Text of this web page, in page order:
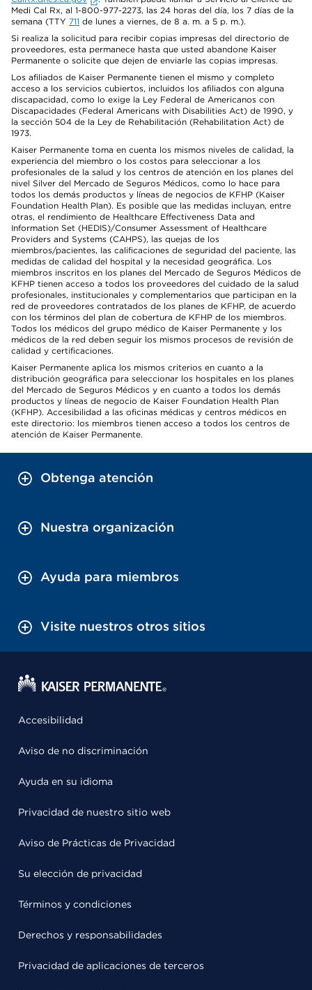
Medi Cal Rx, al 1-800-977-2273, las 24 horas del día, los 7 días de la
semana (TTY 711 de lunes a viernes, de 8 a. m. a 5 p. m.).
Si realiza la solicitud para recibir copias impresas del directorio de
proveedores, esta permanece hasta que usted abandone Kaiser
Permanente o solicite que dejen de enviarle las copias impresas.
Los afiliados de Kaiser Permanente tienen el mismo y completo
acceso a los servicios cubiertos, incluidos los afiliados con alguna
discapacidad, como lo exige la Ley Federal de Americanos con
Discapacidades (Federal Americans with Disabilities Act) de 1990, y
la sección 504 de la Ley de Rehabilitación (Rehabilitation Act) de
1973.
Kaiser Permanente toma en cuenta los mismos niveles de calidad, la
experiencia del miembro o los costos para seleccionar a los
profesionales de la salud y los centros de atención en los planes del
nivel Silver del Mercado de Seguros Médicos, como lo hace para
todos los demás productos y líneas de negocios de KFHP (Kaiser
Foundation Health Plan). Es posible que las medidas incluyan, entre
otras, el rendimiento de Healthcare Effectiveness Data and
Information Set (HEDIS)/Consumer Assessment of Healthcare
Providers and Systems (CAHPS), las quejas de los
miembros/pacientes, las calificaciones de seguridad del paciente, las
medidas de calidad del hospital y la necesidad geográfica. Los
miembros inscritos en los planes del Mercado de Seguros Médicos de
KFHP tienen acceso a todos los proveedores del cuidado de la salud
profesionales, institucionales y complementarios que participan en la
red de proveedores contratados de los planes de KFHP, de acuerdo
con los términos del plan de cobertura de KFHP de los miembros.
Todos los médicos del grupo médico de Kaiser Permanente y los
médicos de la red deben seguir los mismos procesos de revisión de
calidad y certificaciones.
Kaiser Permanente aplica los mismos criterios en cuanto a la
distribución geográfica para seleccionar los hospitales en los planes
del Mercado de Seguros Médicos y en cuanto a todos los demás
productos y líneas de negocio de Kaiser Foundation Health Plan
(KFHP). Accesibilidad a las oficinas médicas y centros médicos en
este directorio: los miembros tienen acceso a todos los centros de
atención de Kaiser Permanente.
Obtenga atención
Nuestra organización
Ayuda para miembros
Visite nuestros otros sitios
Accesibilidad
Aviso de no discriminación
Ayuda en su idioma
Privacidad de nuestro sitio web
Aviso de Prácticas de Privacidad
Su elección de privacidad
Términos y condiciones
Derechos y responsabilidades
Privacidad de aplicaciones de terceros